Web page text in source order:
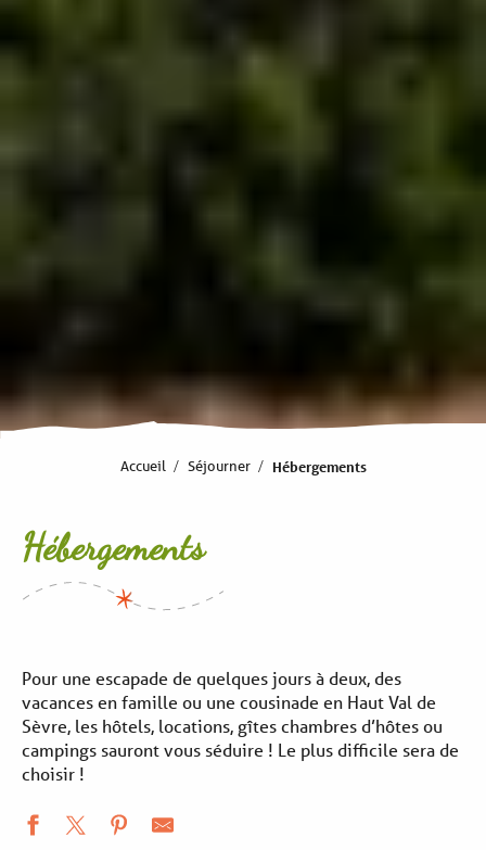
Accueil Séjourner Hébergements
Hébergements
Pour une escapade de quelques jours à deux, des
vacances en famille ou une cousinade en Haut Val de
Sèvre, les hôtels, locations, gîtes chambres d’hôtes ou
campings sauront vous séduire ! Le plus difficile sera de
choisir !